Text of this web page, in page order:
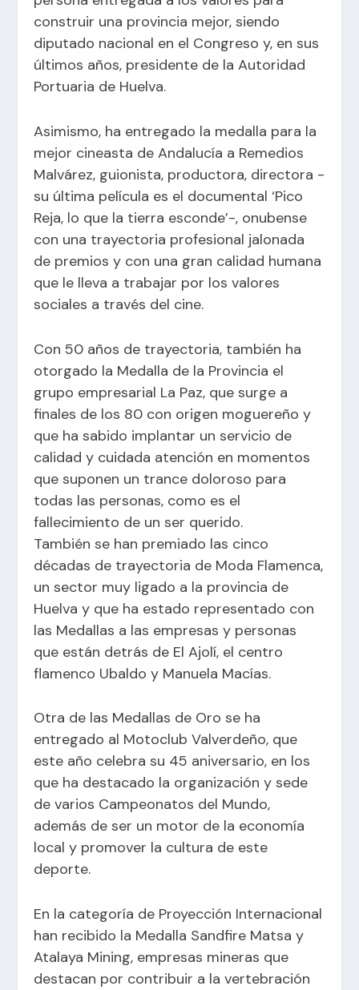
construir una provincia mejor, siendo
diputado nacional en el Congreso y, en sus
últimos años, presidente de la Autoridad
Portuaria de Huelva.
Asimismo, ha entregado la medalla para la
mejor cineasta de Andalucía a Remedios
Malvárez, guionista, productora, directora -
su última película es el documental ‘Pico
Reja, lo que la tierra esconde’-, onubense
con una trayectoria profesional jalonada
de premios y con una gran calidad humana
que le lleva a trabajar por los valores
sociales a través del cine.
Con 50 años de trayectoria, también ha
otorgado la Medalla de la Provincia el
grupo empresarial La Paz, que surge a
finales de los 80 con origen moguereño y
que ha sabido implantar un servicio de
calidad y cuidada atención en momentos
que suponen un trance doloroso para
todas las personas, como es el
fallecimiento de un ser querido.
También se han premiado las cinco
décadas de trayectoria de Moda Flamenca,
un sector muy ligado a la provincia de
Huelva y que ha estado representado con
las Medallas a las empresas y personas
que están detrás de El Ajolí, el centro
flamenco Ubaldo y Manuela Macías.
Otra de las Medallas de Oro se ha
entregado al Motoclub Valverdeño, que
este año celebra su 45 aniversario, en los
que ha destacado la organización y sede
de varios Campeonatos del Mundo,
además de ser un motor de la economía
local y promover la cultura de este
deporte.
En la categoría de Proyección Internacional
han recibido la Medalla Sandfire Matsa y
Atalaya Mining, empresas mineras que
destacan por contribuir a la vertebración